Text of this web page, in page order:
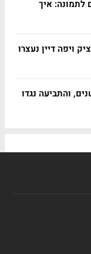
לתמונה: איך
ויפה דיין נעצרו
דיווח על עסקת נדל"ן אחרי 9 שנים, והתביעה נגדו